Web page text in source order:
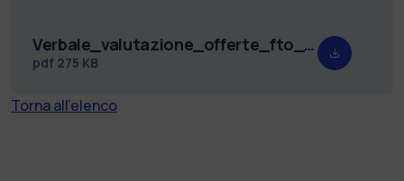
Verbale_valutazione_offerte_fto_REP_1353_RDA117010.pdf
pdf 275 KB
Torna all'elenco